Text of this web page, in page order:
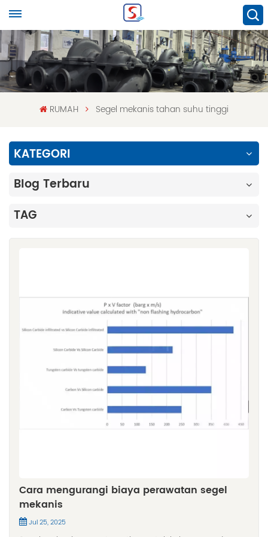
RUMAH Segel mekanis tahan suhu tinggi
KATEGORI
Blog Terbaru
TAG
Cara mengurangi biaya perawatan segel
mekanis
Jul 25, 2025